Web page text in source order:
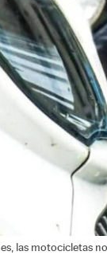
las motocicletas